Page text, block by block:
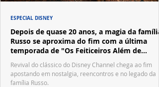
Depois de quase 20 anos, a magia da família
Russo se aproxima do fim com a última
temporada de "Os Feiticeiros Além de
Revival do clássico do Disney Channel chega ao fim
apostando em nostalgia, reencontros e no legado da
família Russo.
ESPECIAL DISNEY